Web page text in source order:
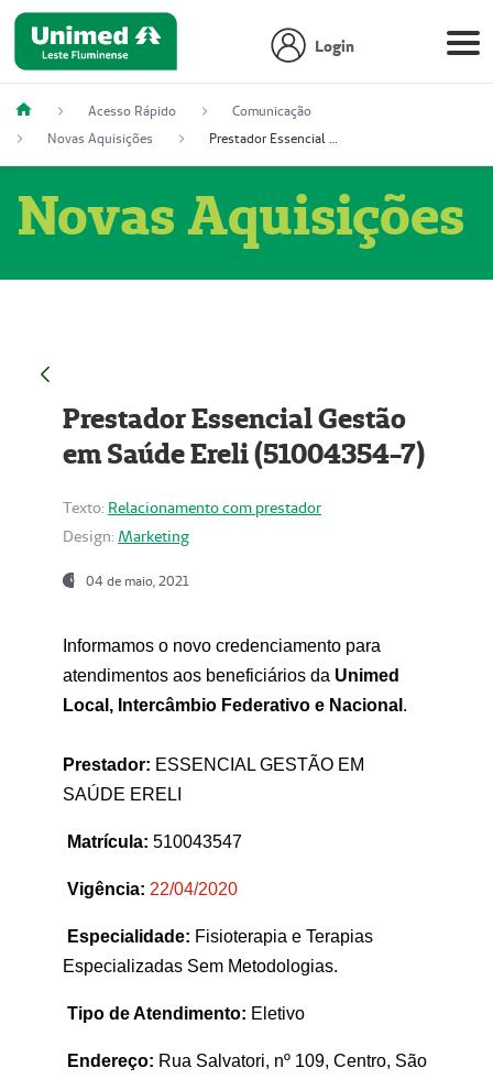
Login
Acesso Rápido
Comunicação
Novas Aquisições
Prestador Essencial Gestão em Saúde Ereli (51004354-7)
Novas Aquisições
Prestador Essencial Gestão
em Saúde Ereli (51004354-7)
Texto: Relacionamento com prestador
Design: Marketing
04 de maio, 2021
Informamos o novo credenciamento para
atendimentos aos beneficiários da Unimed
Local, Intercâmbio Federativo e Nacional .
Prestador: ESSENCIAL GESTÃO EM
SAÚDE ERELI
Matrícula: 510043547
Vigência: 22/04/2020
Especialidade: Fisioterapia e Terapias
Especializadas Sem Metodologias.
Tipo de Atendimento: Eletivo
Endereço: Rua Salvatori, nº 109, Centro, São